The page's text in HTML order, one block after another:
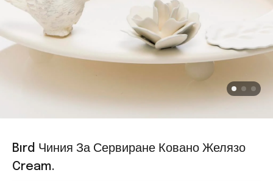
Bırd Чиния За Сервиране Ковано Желязо
Cream.